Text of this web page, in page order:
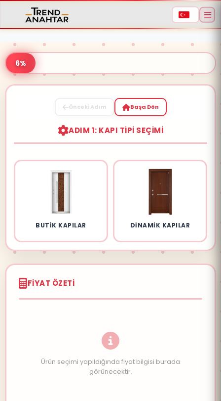
Aramaya başlamak için ürün adı veya model
kodu yazın
6%
Önceki Adım Başa Dön
ADIM 1: KAPI TIPI SEÇIMI
BUTIK KAPILAR DINAMIK KAPILAR
FIYAT ÖZETI
Ürün seçimi yapıldığında fiyat bilgisi burada
görünecektir.